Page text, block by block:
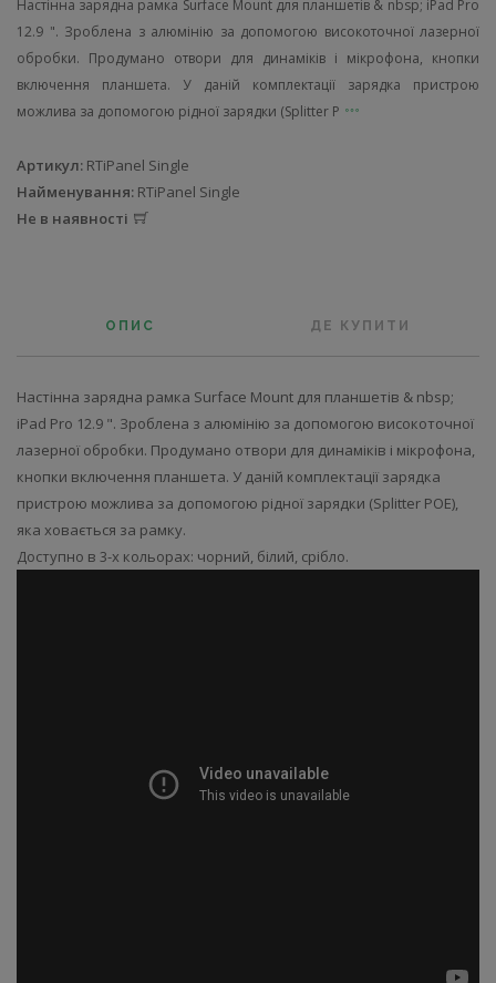
Настінна зарядна рамка Surface Mount для планшетів & nbsp; iPad Pro
12.9 ". Зроблена з алюмінію за допомогою високоточної лазерної
обробки. Продумано отвори для динаміків і мікрофона, кнопки
включення планшета. У даній комплектації зарядка пристрою
можлива за допомогою рідної зарядки (Splitter P
Артикул: RTiPanel Single
Найменування: RTiPanel Single
Не в наявності
ОПИС ДЕ КУПИТИ
Настінна зарядна рамка Surface Mount для планшетів & nbsp;
iPad Pro 12.9 ". Зроблена з алюмінію за допомогою високоточної
лазерної обробки. Продумано отвори для динаміків і мікрофона,
кнопки включення планшета. У даній комплектації зарядка
пристрою можлива за допомогою рідної зарядки (Splitter POE),
яка ховається за рамку.
Доступно в 3-х кольорах: чорний, білий, срібло.